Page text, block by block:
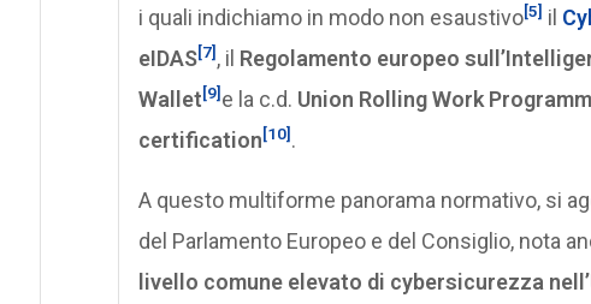
i quali indichiamo in modo non esaustivo[5] il
eIDAS[7] , il Regolamento europeo
Wallet[9] e la c.d. Union Rolling Work
certification[10] .
A questo multiforme panorama normativo, si
del Parlamento Europeo e del Consiglio, nota
livello comune elevato di cybersicurezza